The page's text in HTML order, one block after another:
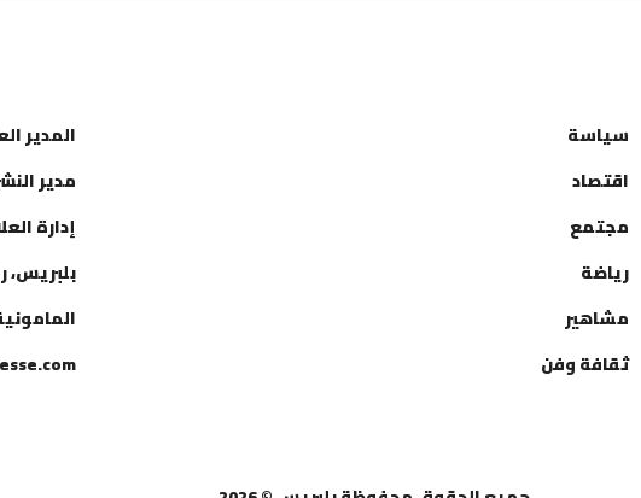
سياسة
اقتصاد
مجتمع
رياضة
مشاهير
ثقافة وفن
المدير
مدير النشر
إدارة